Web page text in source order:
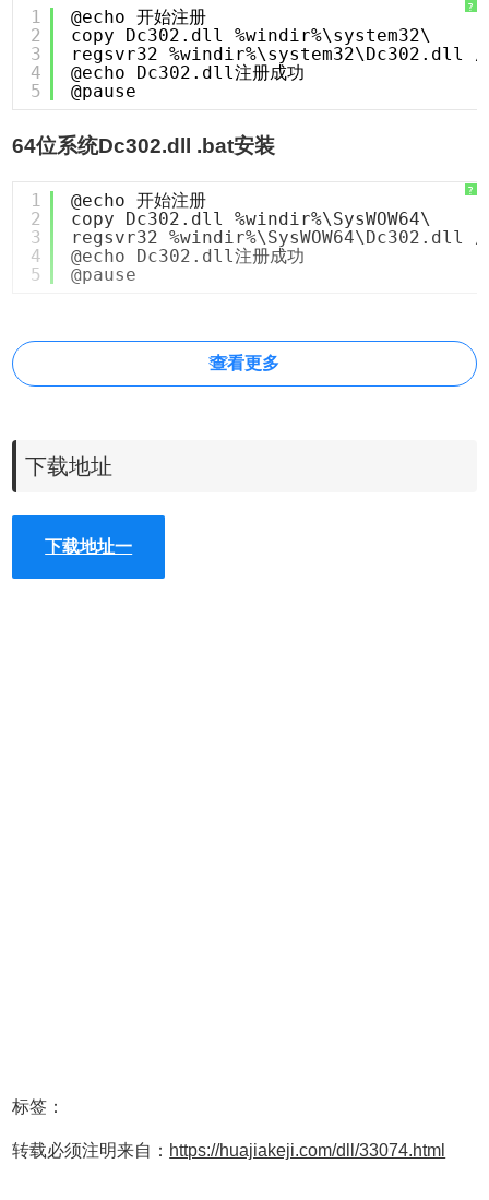
?
1
2
3
4
5
@echo 开始注册
copy Dc302.dll %windir%\system32\
regsvr32 %windir%\system32\Dc302.dll /
@echo Dc302.dll注册成功
@pause
64位系统Dc302.dll .bat安装
?
1
2
3
4
5
@echo 开始注册
copy Dc302.dll %windir%\SysWOW64\
regsvr32 %windir%\SysWOW64\Dc302.dll
@echo Dc302.dll注册成功
@pause
查看更多
下载地址
下载地址一
标签：
转载必须注明来自： https://huajiakeji.com/dll/33074.html